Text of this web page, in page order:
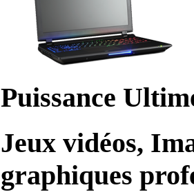
Puissance
Jeux vidéos,
graphiques